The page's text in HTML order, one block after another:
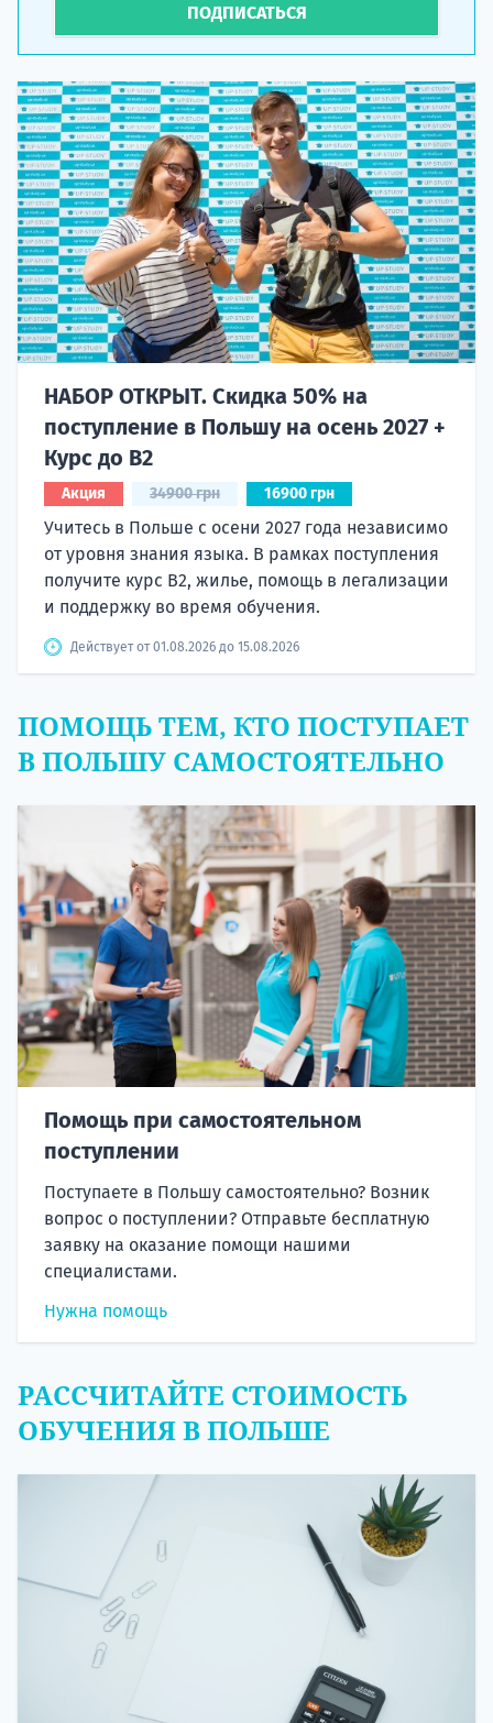
ПОДПИСАТЬСЯ
НАБОР ОТКРЫТ. Скидка 50% на
поступление в Польшу на осень 2027 +
Курс до B2
Акция 34900 грн 16900 грн
Учитесь в Польше с осени 2027 года независимо
от уровня знания языка. В рамках поступления
получите курс B2, жилье, помощь в легализации
и поддержку во время обучения.
Действует от 01.08.2026 до 15.08.2026
ПОМОЩЬ ТЕМ, КТО ПОСТУПАЕТ
В ПОЛЬШУ САМОСТОЯТЕЛЬНО
Помощь при самостоятельном
поступлении
Поступаете в Польшу самостоятельно? Возник
вопрос о поступлении? Отправьте бесплатную
заявку на оказание помощи нашими
специалистами.
Нужна помощь
РАССЧИТАЙТЕ СТОИМОСТЬ
ОБУЧЕНИЯ В ПОЛЬШЕ